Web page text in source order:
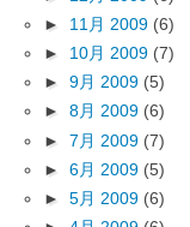
► 11月 2009 (6)
► 10月 2009 (7)
► 9月 2009 (5)
► 8月 2009 (6)
► 7月 2009 (7)
► 6月 2009 (5)
► 5月 2009 (6)